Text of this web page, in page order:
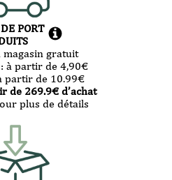
PORT
magasin gratuit
à partir de 4,90€
partir de 10.99€
de 269.9€ d’achat
plus de détails